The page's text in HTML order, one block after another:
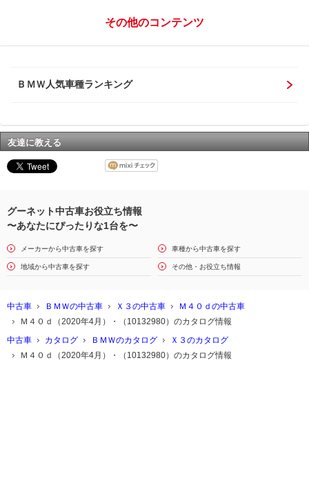
その他のコンテンツ
ＢＭＷ人気車種ランキング
友達に教える
グーネット中古車お役立ち情報
〜あなたにぴったりな1台を〜
メーカーから中古車を探す 車種から中古車を探す
地域から中古車を探す その他・お役立ち情報
中古車 ＢＭＷの中古車 Ｘ３の中古車
Ｍ４０ｄの中古車
Ｍ４０ｄ（2020年4月）・（10132980）のカタログ情報
中古車
カタログ ＢＭＷのカタログ
Ｘ３のカタログ
Ｍ４０ｄ（2020年4月）・（10132980）のカタログ情報